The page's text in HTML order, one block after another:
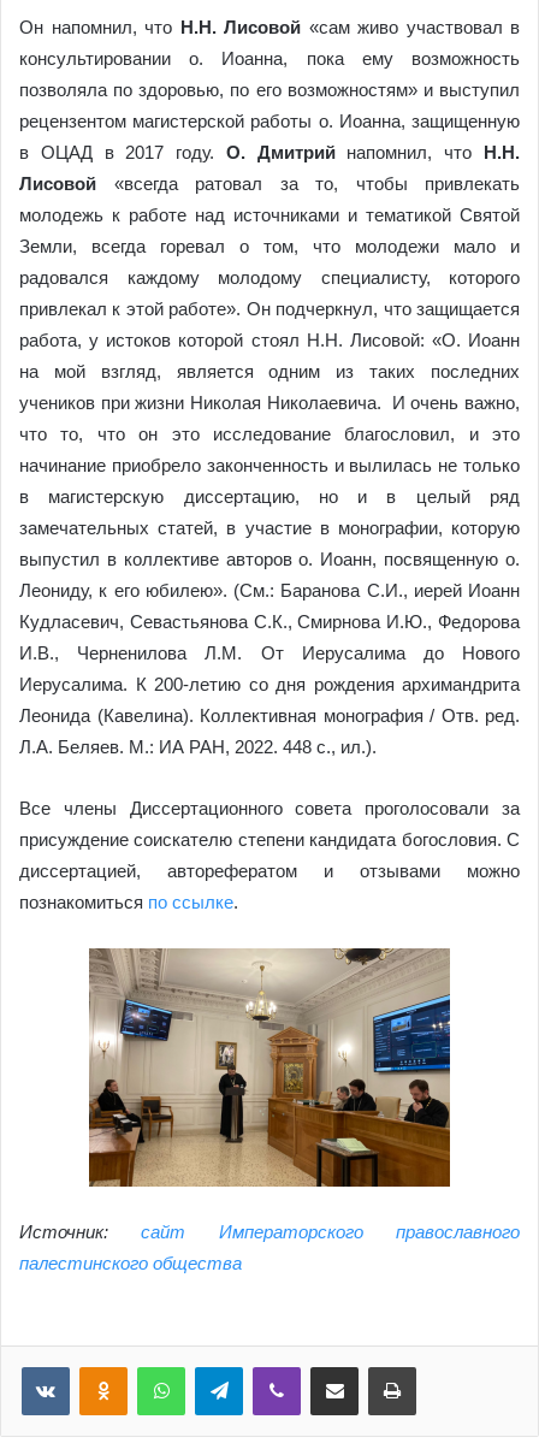
Он напомнил, что Н.Н. Лисовой «сам живо участвовал в
консультировании о. Иоанна, пока ему возможность
позволяла по здоровью, по его возможностям» и выступил
рецензентом магистерской работы о. Иоанна, защищенную
в ОЦАД в 2017 году. О. Дмитрийнапомнил, что Н.Н.
Лисовой «всегда ратовал за то, чтобы привлекать
молодежь к работе над источниками и тематикой Святой
Земли, всегда горевал о том, что молодежи мало и
радовался каждому молодому специалисту, которого
привлекал к этой работе». Он подчеркнул, что защищается
работа, у истоков которой стоял Н.Н. Лисовой: «О. Иоанн
на мой взгляд, является одним из таких последних
учеников при жизни Николая Николаевича. И очень важно,
что то, что он это исследование благословил, и это
начинание приобрело законченность и вылилась не только
в магистерскую диссертацию, но и в целый ряд
замечательных статей, в участие в монографии, которую
выпустил в коллективе авторов о. Иоанн, посвященную о.
Леониду, к его юбилею». (См.: Баранова С.И., иерей Иоанн
Кудласевич, Севастьянова С.К., Смирнова И.Ю., Федорова
И.В., Черненилова Л.М. От Иерусалима до Нового
Иерусалима. К 200‑летию со дня рождения архимандрита
Леонида (Кавелина). Коллективная монография / Отв. ред.
Л.А. Беляев. М.: ИА РАН, 2022. 448 с., ил.).
Все члены Диссертационного совета проголосовали за
присуждение соискателю степени кандидата богословия. С
диссертацией, авторефератом и отзывами можно
познакомиться по ссылке.
Источник:сайт Императорского православного
палестинского общества
VKontakteOdnoklassniki
WhatsAppTelegramViber Поделиться по почте Распечатать